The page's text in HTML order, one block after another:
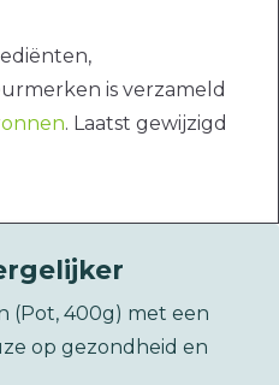
is verzameld
. Laatst gewijzigd
(Pot, 400g) met een
op gezondheid en